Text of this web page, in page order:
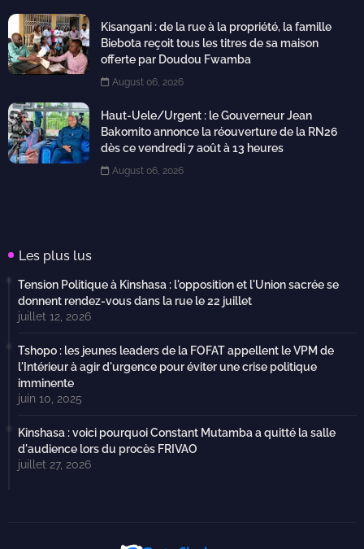
Kisangani : de la rue à la propriété, la famille
Biebota reçoit tous les titres de sa maison
offerte par Doudou Fwamba
August 06, 2026
Haut-Uele/Urgent : le Gouverneur Jean
Bakomito annonce la réouverture de la RN26
dès ce vendredi 7 août à 13 heures
August 06, 2026
Les plus lus
Tension Politique à Kinshasa : l'opposition et l'Union sacrée se
donnent rendez-vous dans la rue le 22 juillet
juillet 12, 2026
Tshopo : les jeunes leaders de la FOFAT appellent le VPM de
l'Intérieur à agir d'urgence pour éviter une crise politique
imminente
juin 10, 2025
Kinshasa : voici pourquoi Constant Mutamba a quitté la salle
d'audience lors du procès FRIVAO
juillet 27, 2026